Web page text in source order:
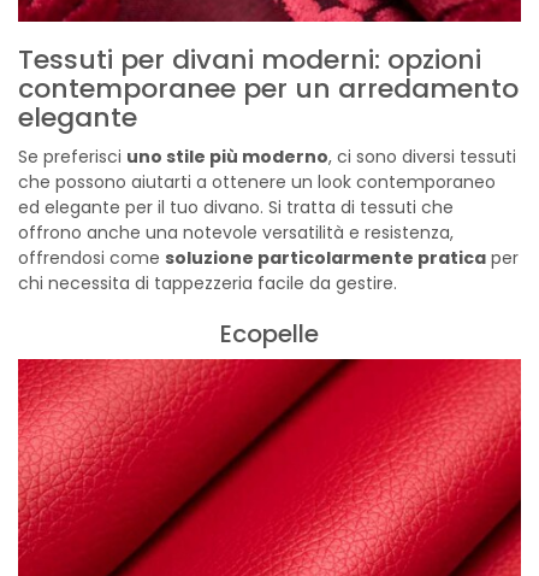
Tessuti per divani moderni: opzioni
contemporanee per un arredamento
elegante
Se preferisci uno stile più moderno, ci sono diversi tessuti
che possono aiutarti a ottenere un look contemporaneo
ed elegante per il tuo divano. Si tratta di tessuti che
offrono anche una notevole versatilità e resistenza,
offrendosi come soluzione particolarmente pratica per
chi necessita di tappezzeria facile da gestire.
Ecopelle